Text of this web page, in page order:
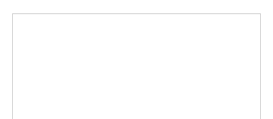
資料ダウンロード